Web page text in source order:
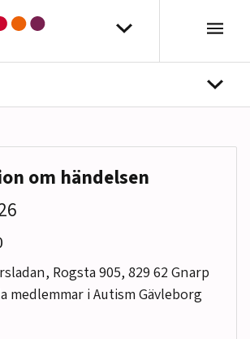
Välj distrikt
om händelsen
Rogsta 905, 829 62 Gnarp
medlemmar i Autism Gävleborg